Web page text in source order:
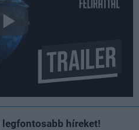
legfontosabb híreket!